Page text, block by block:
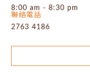
8:00 am - 8:30 pm
聯絡電話
2763 4186